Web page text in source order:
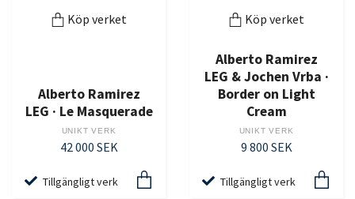
Köp verket
Alberto Ramirez
LEG · Le Masquerade
UNIKT VERK
42 000 SEK
Tillgängligt verk
Köp verket
Alberto Ramirez
LEG & Jochen Vrba ·
Border on Light
Cream
UNIKT VERK
9 800 SEK
Tillgängligt verk